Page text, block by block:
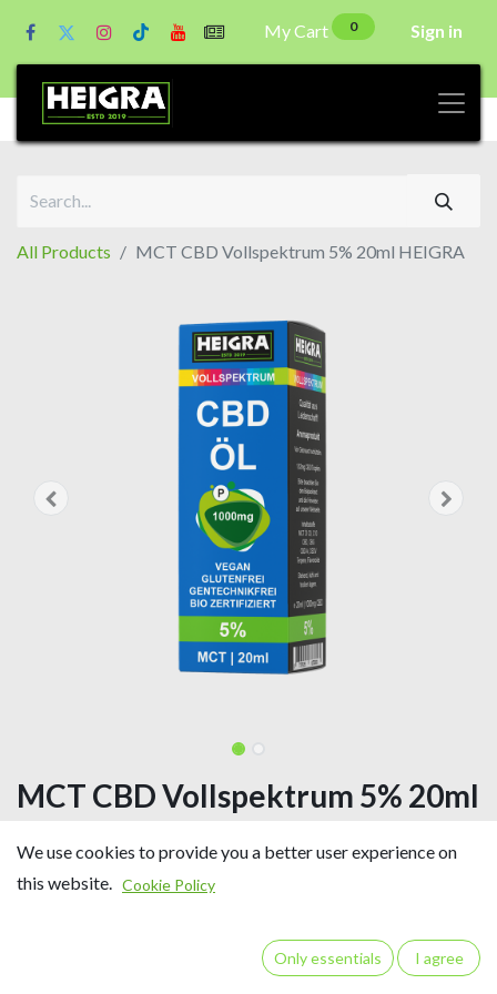
My Cart 0 Sign in
All Products MCT CBD Vollspektrum 5% 20ml HEIGRA
MCT CBD Vollspektrum 5% 20ml
5% CBD
CBD Gehalt ca. 1,82 mg/Tropfen
We use cookies to provide you a better user experience on
this website. Cookie Policy
Only essentials I agree